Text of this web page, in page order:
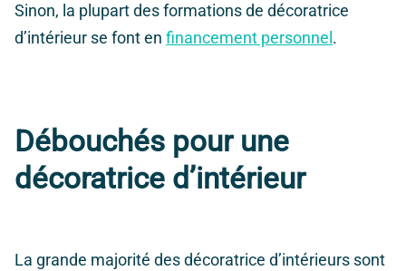
Sinon, la plupart des formations de décoratrice
d’intérieur se font en financement personnel .
Débouchés pour une
décoratrice d’intérieur
La grande majorité des décoratrice d’intérieurs sont